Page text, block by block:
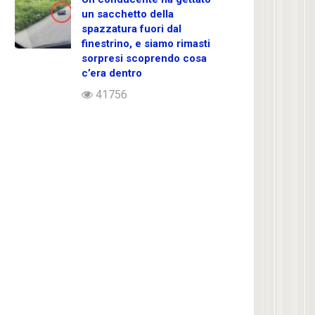
un sacchetto della
spazzatura fuori dal
finestrino, e siamo rimasti
sorpresi scoprendo cosa
c’era dentro
41756